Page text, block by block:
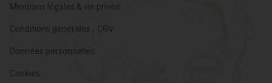
Mentions légales & vie privée
Conditions générales - CGV
Données personnelles
Cookies